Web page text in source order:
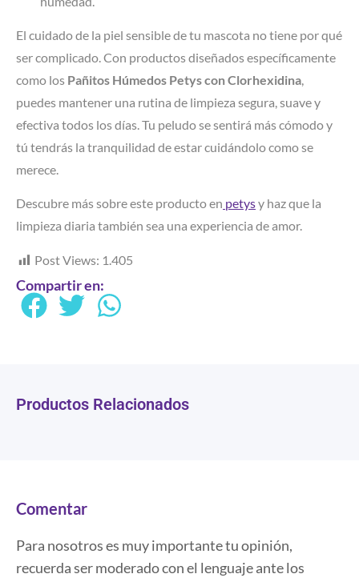
El cuidado de la piel sensible de tu mascota no tiene por qué
ser complicado. Con productos diseñados específicamente
como los Pañitos Húmedos Petys con Clorhexidina,
puedes mantener una rutina de limpieza segura, suave y
efectiva todos los días. Tu peludo se sentirá más cómodo y
tú tendrás la tranquilidad de estar cuidándolo como se
merece.
Descubre más sobre este producto en petysy haz que la
limpieza diaria también sea una experiencia de amor.
Post Views: 1.405
Compartir en:
Productos Relacionados
Comentar
Para nosotros es muy importante tu opinión,
recuerda ser moderado con el lenguaje ante los